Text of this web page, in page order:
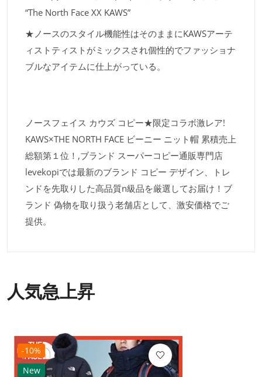
“The North Face XX KAWS”
★ノースのスタイル機能性はそのままにKAWSアーテ
ィストティストがミックスされ個性的でファッショナ
ブルなアイテムに仕上がっている。
ノースフェイス カウズ コピー★限定コラボ激レア!
KAWS×THE NORTH FACE ビーニー ニット帽 累積売上
総額第１位！,ブランド スーパーコピー通販専門店
levekopiでは最新のブランド コピー デザイン、トレ
ンドを先取りした高品質n級品を厳選してお届け！ブ
ランド 偽物を取り扱う老舗店として、激安価格でご
提供。
人気急上昇
-10%
New